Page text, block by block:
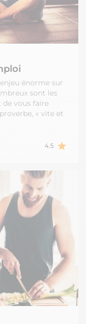
énorme sur
sont les
vous faire
« vite et
4.5